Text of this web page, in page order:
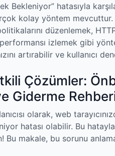
Bekleniyor” hatasıyla
kolay yöntem mevcuttur.
düzenlemek,
izlemek gibi
artırabilir ve kullanıcı
Çözümler:
Giderme
olarak, web
hatası olabilir. Bu
Bu makale, bu sorunu